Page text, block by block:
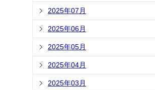
2025年07月
2025年06月
2025年05月
2025年04月
2025年03月